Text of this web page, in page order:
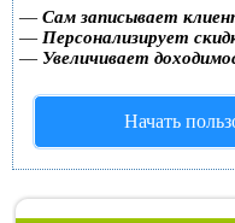
— Сам записывает
— Персонализирует
— Увеличивает
Начать